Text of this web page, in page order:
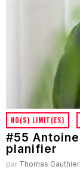
NO(S) LIMIT(ES) ·
#55
planifier
par Thomas Gauthier